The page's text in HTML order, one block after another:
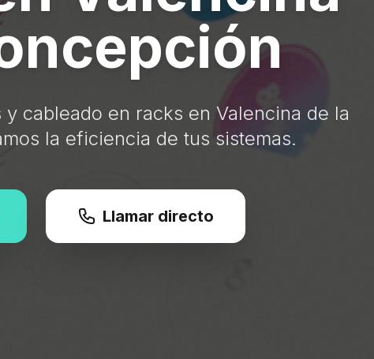
cableado en racks en Valencina de la
la eficiencia de tus sistemas.
Llamar directo